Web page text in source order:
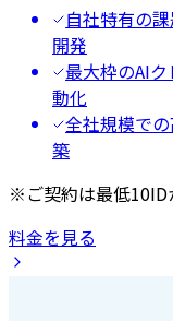
自社特有の
開発
最大枠のAI
動化
全社規模で
築
※ご契約は最低10ID
料金を見る